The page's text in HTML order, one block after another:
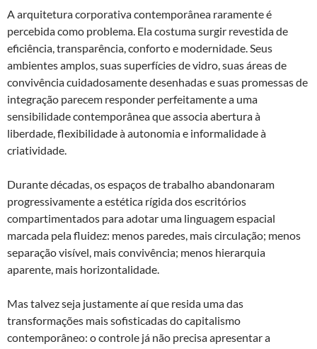
A arquitetura corporativa contemporânea raramente é
percebida como problema. Ela costuma surgir revestida de
eficiência, transparência, conforto e modernidade. Seus
ambientes amplos, suas superfícies de vidro, suas áreas de
convivência cuidadosamente desenhadas e suas promessas de
integração parecem responder perfeitamente a uma
sensibilidade contemporânea que associa abertura à
liberdade, flexibilidade à autonomia e informalidade à
criatividade.
Durante décadas, os espaços de trabalho abandonaram
progressivamente a estética rígida dos escritórios
compartimentados para adotar uma linguagem espacial
marcada pela fluidez: menos paredes, mais circulação; menos
separação visível, mais convivência; menos hierarquia
aparente, mais horizontalidade.
Mas talvez seja justamente aí que resida uma das
transformações mais sofisticadas do capitalismo
contemporâneo: o controle já não precisa apresentar a